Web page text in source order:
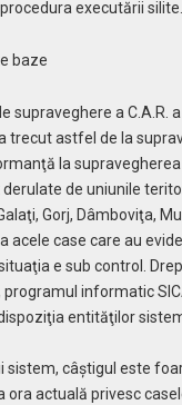
executării silite.
baze
supraveghere a C.A.R.
trecut astfel de la
la
de uniunile
Gorj, Dâmboviţa,
acele case care au
e sub control.
informatic
entităţilor
sistem, câştigul este
ora actuală privesc